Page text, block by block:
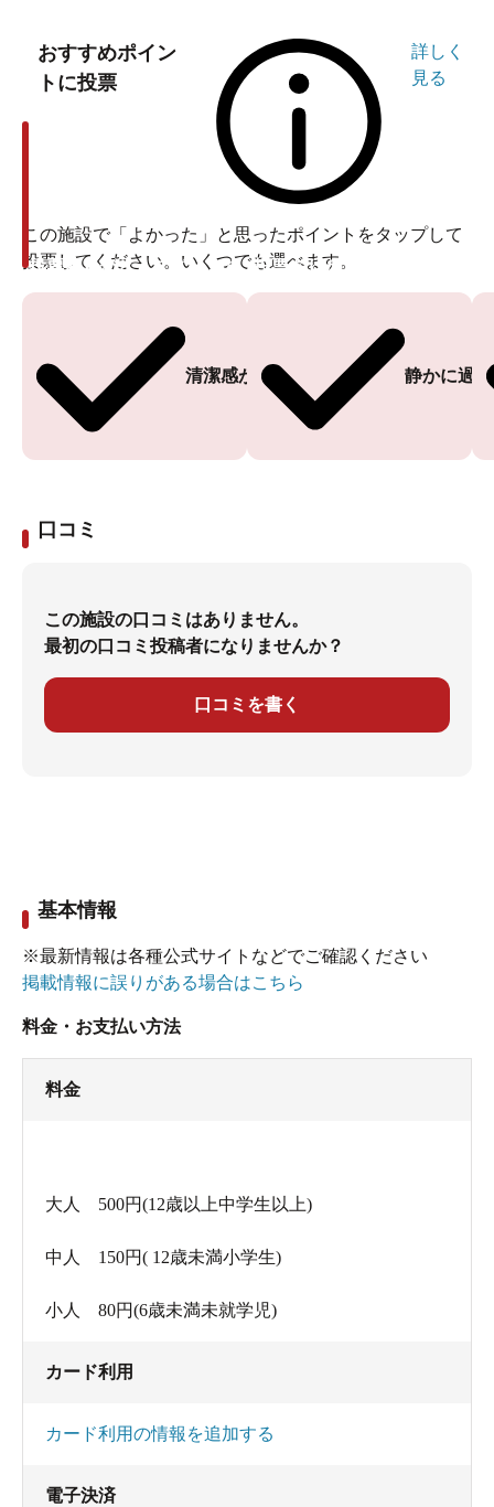
おすすめポイン
トに投票
詳しく
見る
この施設で「よかった」と思ったポイントをタップして
投票してください。いくつでも選べます。
清潔感がある
投票ありがとうございます
静かに過
投票ありがとうございます
口コミ
この施設の口コミはありません。
最初の口コミ投稿者になりませんか？
口コミを書く
基本情報
※最新情報は各種公式サイトなどでご確認ください
掲載情報に誤りがある場合はこちら
料金・お支払い方法
料金
大人 500円(12歳以上中学生以上)
中人 150円( 12歳未満小学生)
小人 80円(6歳未満未就学児)
カード利用
カード利用の情報を追加する
電子決済